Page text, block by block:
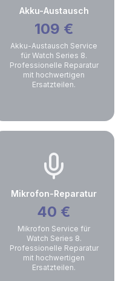
Akku-Austausch
109 €
Akku-Austausch Service
für Watch Series 8.
Professionelle Reparatur
mit hochwertigen
Ersatzteilen.
Mikrofon-Reparatur
40 €
Mikrofon Service für
Watch Series 8.
Professionelle Reparatur
mit hochwertigen
Ersatzteilen.